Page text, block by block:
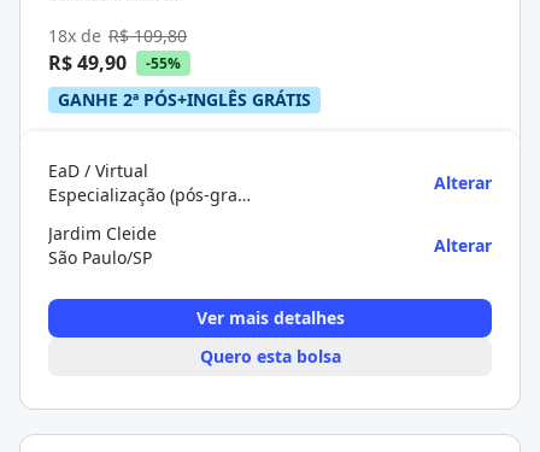
18x de R$ 109,80
R$ 49,90 -55%
GANHE 2ª PÓS+INGLÊS GRÁTIS
EaD / Virtual
Especialização (pós-graduação)
Alterar
Jardim Cleide
São Paulo/SP
Alterar
Ver mais detalhes
Quero esta bolsa